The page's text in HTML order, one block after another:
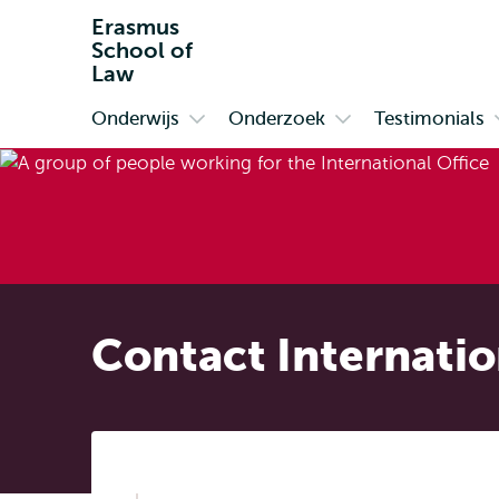
Erasmus
School of
Law
Primair
Onderwijs
submenu
Onderzoek
submenu
Testimonials
Contact